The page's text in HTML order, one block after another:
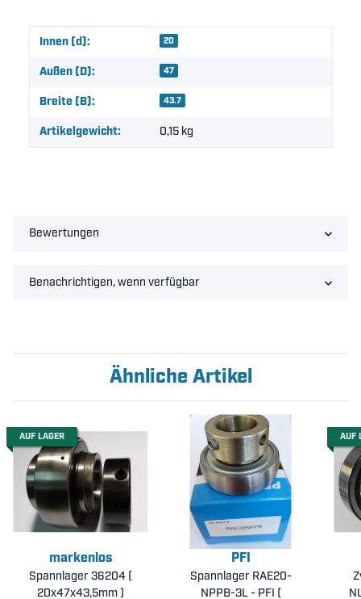
Produkteigenschaft
Wert
Innen (d): 20
Außen (D): 47
Breite (B): 43.7
Artikelgewicht: 0,15 kg
Bewertungen
Benachrichtigen, wenn verfügbar
Ähnliche Artikel
AUF LAGER
markenlos
Spannlager 36204 (
20x47x43,5mm )
PFI
Spannlager RAE20-
NPPB-3L - PFI (
AUF